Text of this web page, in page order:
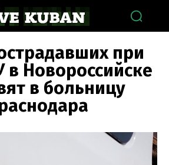
при
в Новороссийске
в больницу